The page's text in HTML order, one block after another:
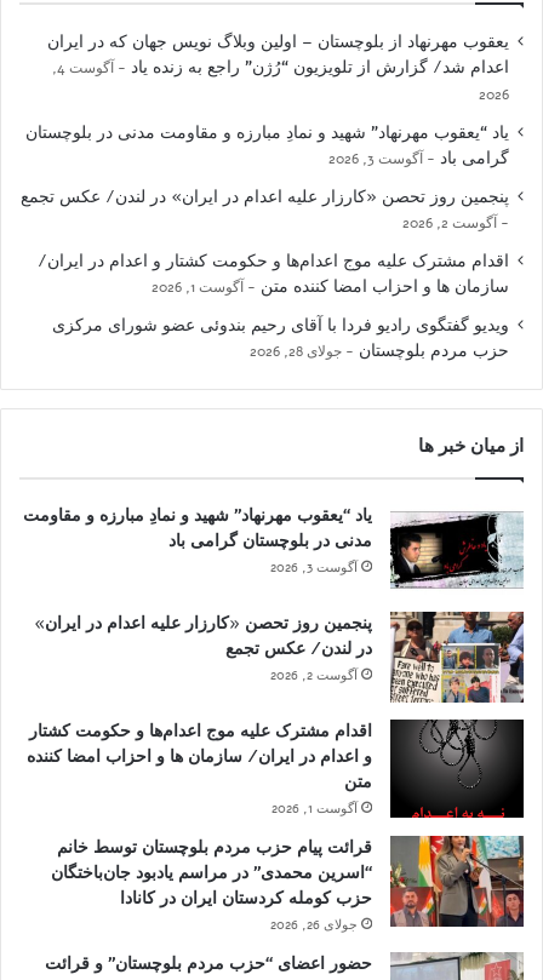
یعقوب مهرنهاد از بلوچستان – اولین وبلاگ نویس جهان که در ایران
اعدام شد/ گزارش از تلویزیون “رُژن” راجع به زنده یاد
آگوست 4,
2026
یاد “یعقوب مهرنهاد” شهید و نمادِ مبارزه و مقاومت مدنی در بلوچستان
گرامی باد
آگوست 3, 2026
پنجمین روز تحصن «کارزار علیه اعدام در ایران» در لندن/ عکس تجمع
آگوست 2, 2026
اقدام مشترک علیه موج اعدام‌ها و حکومت کشتار و اعدام در ایران/
سازمان ها و احزاب امضا کننده متن
آگوست 1, 2026
ویدیو گفتگوی رادیو فردا با آقای رحیم بندوئی عضو شورای مرکزی
حزب مردم بلوچستان
جولای 28, 2026
از میان خبر ها
یاد “یعقوب مهرنهاد” شهید و نمادِ مبارزه و مقاومت
مدنی در بلوچستان گرامی باد
آگوست 3, 2026
پنجمین روز تحصن «کارزار علیه اعدام در ایران»
در لندن/ عکس تجمع
آگوست 2, 2026
اقدام مشترک علیه موج اعدام‌ها و حکومت کشتار
و اعدام در ایران/ سازمان ها و احزاب امضا کننده
متن
آگوست 1, 2026
قرائت پیام حزب مردم بلوچستان توسط خانم
“اسرین محمدی” در مراسم یادبود جان‌باختگان
حزب کومله کردستان ایران در کانادا
جولای 26, 2026
حضور اعضای “حزب مردم بلوچستان” و قرائت